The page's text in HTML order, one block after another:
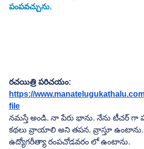
పంపవచ్చును.
రచయిత్రి పరిచయం:
https://
file
నమస్తే అండి. నా పేరు భాను. నేను టీచర్ గా
కథలు వ్రాయాలి అని తపన. వ్రాస్తూ ఉంటాను.
ఉద్యోగరీత్యా రంపచోడవరం లో ఉంటాను.